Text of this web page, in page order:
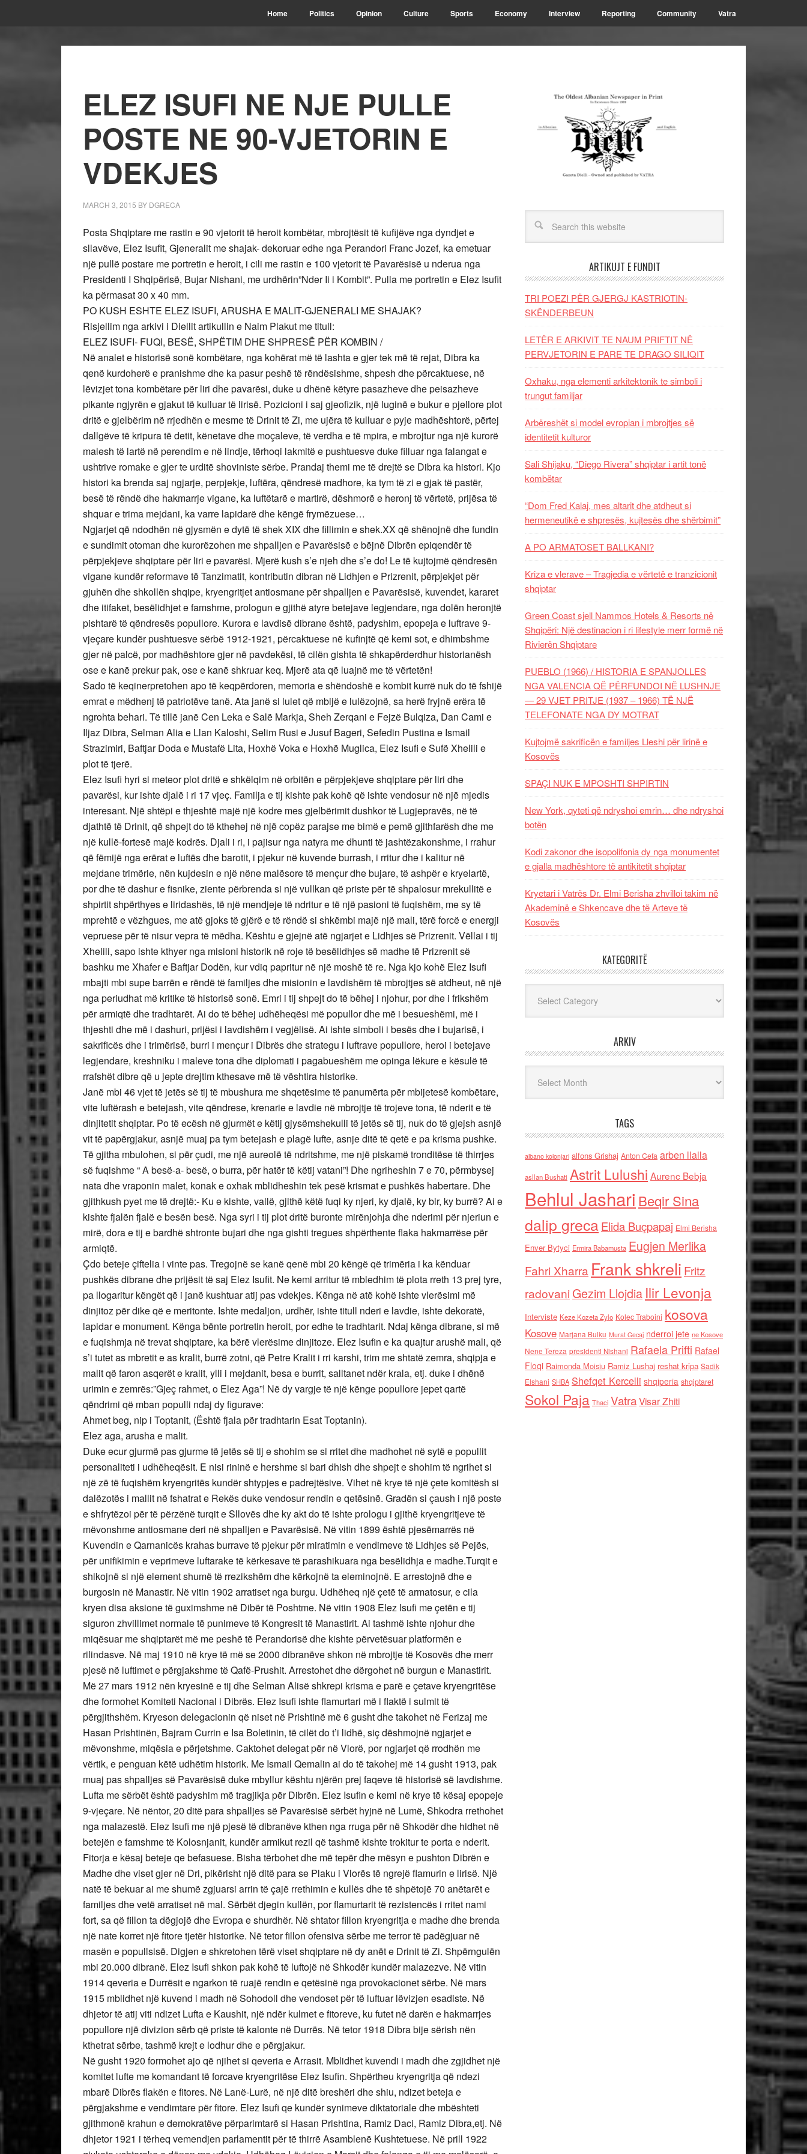
Home Politics Opinion Culture Sports Economy Interview Reporting Community Vatra
ELEZ ISUFI NE NJE PULLE
POSTE NE 90-VJETORIN E
VDEKJES
MARCH 3, 2015 BY DGRECA
Posta Shqiptare me rastin e 90 vjetorit të heroit kombëtar, mbrojtësit të kufijëve nga dyndjet e
sllavëve, Elez Isufit, Gjeneralit me shajak- dekoruar edhe nga Perandori Franc Jozef, ka emetuar
një pullë postare me portretin e heroit, i cili me rastin e 100 vjetorit të Pavarësisë u nderua nga
Presidenti I Shqipërisë, Bujar Nishani, me urdhërin”Nder Ii i Kombit”. Pulla me portretin e Elez Isufit
ka përmasat 30 x 40 mm.
PO KUSH ESHTE ELEZ ISUFI, ARUSHA E MALIT-GJENERALI ME SHAJAK?
Risjellim nga arkivi i Diellit artikullin e Naim Plakut me titull:
ELEZ ISUFI- FUQI, BESË, SHPËTIM DHE SHPRESË PËR KOMBIN /
Në analet e historisë sonë kombëtare, nga kohërat më të lashta e gjer tek më të rejat, Dibra ka
qenë kurdoherë e pranishme dhe ka pasur peshë të rëndësishme, shpesh dhe përcaktuese, në
lëvizjet tona kombëtare për liri dhe pavarësi, duke u dhënë këtyre pasazheve dhe peisazheve
pikante ngjyrën e gjakut të kulluar të lirisë. Pozicioni i saj gjeofizik, një luginë e bukur e pjellore plot
dritë e gjelbërim në rrjedhën e mesme të Drinit të Zi, me ujëra të kulluar e pyje madhështorë, përtej
dallgëve të kripura të detit, kënetave dhe moçaleve, të verdha e të mpira, e mbrojtur nga një kurorë
malesh të lartë në perendim e në lindje, tërhoqi lakmitë e pushtuesve duke filluar nga falangat e
ushtrive romake e gjer te urditë shoviniste sërbe. Prandaj themi me të drejtë se Dibra ka histori. Kjo
histori ka brenda saj ngjarje, perpjekje, luftëra, qëndresë madhore, ka tym të zi e gjak të pastër,
besë të rëndë dhe hakmarrje vigane, ka luftëtarë e martirë, dëshmorë e heronj të vërtetë, prijësa të
shquar e trima mejdani, ka varre lapidarë dhe këngë frymëzuese…
Ngjarjet që ndodhën në gjysmën e dytë të shek XIX dhe fillimin e shek.XX që shënojnë dhe fundin
e sundimit otoman dhe kurorëzohen me shpalljen e Pavarësisë e bëjnë Dibrën epiqendër të
përpjekjeve shqiptare për liri e pavarësi. Mjerë kush s’e njeh dhe s’e do! Le të kujtojmë qëndresën
vigane kundër reformave të Tanzimatit, kontributin dibran në Lidhjen e Prizrenit, përpjekjet për
gjuhën dhe shkollën shqipe, kryengritjet antiosmane për shpalljen e Pavarësisë, kuvendet, kararet
dhe itifaket, besëlidhjet e famshme, prologun e gjithë atyre betejave legjendare, nga dolën heronjtë
pishtarë të qëndresës popullore. Kurora e lavdisë dibrane është, padyshim, epopeja e luftrave 9-
vjeçare kundër pushtuesve sërbë 1912-1921, përcaktuese në kufinjtë që kemi sot, e dhimbshme
gjer në palcë, por madhështore gjer në pavdekësi, të cilën gishta të shkapërderdhur historianësh
ose e kanë prekur pak, ose e kanë shkruar keq. Mjerë ata që luajnë me të vërtetën!
Sado të keqinerpretohen apo të keqpërdoren, memoria e shëndoshë e kombit kurrë nuk do të fshijë
emrat e mëdhenj të patriotëve tanë. Ata janë si lulet që mbijë e lulëzojnë, sa herë fryjnë erëra të
ngrohta behari. Të tillë janë Cen Leka e Salë Markja, Sheh Zerqani e Fejzë Bulqiza, Dan Cami e
Iljaz Dibra, Selman Alia e Llan Kaloshi, Selim Rusi e Jusuf Bageri, Sefedin Pustina e Ismail
Strazimiri, Baftjar Doda e Mustafë Lita, Hoxhë Voka e Hoxhë Muglica, Elez Isufi e Sufë Xhelili e
plot të tjerë.
Elez Isufi hyri si meteor plot dritë e shkëlqim në orbitën e përpjekjeve shqiptare për liri dhe
pavarësi, kur ishte djalë i ri 17 vjeç. Familja e tij kishte pak kohë që ishte vendosur në një mjedis
interesant. Një shtëpi e thjeshtë majë një kodre mes gjelbërimit dushkor të Lugjepravës, në të
djathtë të Drinit, që shpejt do të kthehej në një copëz parajse me bimë e pemë gjithfarësh dhe me
një kullë-fortesë majë kodrës. Djali i ri, i pajisur nga natyra me dhunti të jashtëzakonshme, i rrahur
që fëmijë nga erërat e luftës dhe barotit, i pjekur në kuvende burrash, i rritur dhe i kalitur në
mejdane trimërie, nën kujdesin e një nëne malësore të mençur dhe bujare, të ashpër e kryelartë,
por dhe të dashur e fisnike, ziente përbrenda si një vullkan që priste për të shpalosur mrekullitë e
shpirtit shpërthyes e liridashës, të një mendjeje të ndritur e të një pasioni të fuqishëm, me sy të
mprehtë e vëzhgues, me atë gjoks të gjërë e të rëndë si shkëmbi majë një mali, tërë forcë e energji
vepruese për të nisur vepra të mëdha. Kështu e gjejnë atë ngjarjet e Lidhjes së Prizrenit. Vëllai i tij
Xhelili, sapo ishte kthyer nga misioni historik në roje të besëlidhjes së madhe të Prizrenit së
bashku me Xhafer e Baftjar Dodën, kur vdiq papritur në një moshë të re. Nga kjo kohë Elez Isufi
mbajti mbi supe barrën e rëndë të familjes dhe misionin e lavdishëm të mbrojtjes së atdheut, në një
nga periudhat më kritike të historisë sonë. Emri i tij shpejt do të bëhej i njohur, por dhe i frikshëm
për armiqtë dhe tradhtarët. Ai do të bëhej udhëheqësi më popullor dhe më i besueshëmi, më i
thjeshti dhe më i dashuri, prijësi i lavdishëm i vegjëlisë. Ai ishte simboli i besës dhe i bujarisë, i
sakrificës dhe i trimërisë, burri i mençur i Dibrës dhe strategu i luftrave popullore, heroi i betejave
legjendare, kreshniku i maleve tona dhe diplomati i pagabueshëm me opinga lëkure e kësulë të
rrafshët dibre që u jepte drejtim kthesave më të vështira historike.
Janë mbi 46 vjet të jetës së tij të mbushura me shqetësime të panumërta për mbijetesë kombëtare,
vite luftërash e betejash, vite qëndrese, krenarie e lavdie në mbrojtje të trojeve tona, të nderit e të
dinjitetit shqiptar. Po të ecësh në gjurmët e këtij gjysëmshekulli të jetës së tij, nuk do të gjejsh asnjë
vit të papërgjakur, asnjë muaj pa tym betejash e plagë lufte, asnje ditë të qetë e pa krisma pushke.
Të gjitha mbulohen, si për çudi, me një aureolë të ndritshme, me një piskamë tronditëse të thirrjes
së fuqishme “ A besë-a- besë, o burra, për hatër të këtij vatani”! Dhe ngriheshin 7 e 70, përmbysej
nata dhe vraponin malet, konak e oxhak mblidheshin tek pesë krismat e pushkës habertare. Dhe
gjithkush pyet me të drejtë:- Ku e kishte, vallë, gjithë këtë fuqi ky njeri, ky djalë, ky bir, ky burrë? Ai e
kishte fjalën fjalë e besën besë. Nga syri i tij plot dritë buronte mirënjohja dhe nderimi për njeriun e
mirë, dora e tij e bardhë shtronte bujari dhe nga gishti tregues shpërthente flaka hakmarrëse për
armiqtë.
Çdo beteje çiftelia i vinte pas. Tregojnë se kanë qenë mbi 20 këngë që trimëria i ka kënduar
pushkës dibrane dhe prijësit të saj Elez Isufit. Ne kemi arritur të mbledhim të plota rreth 13 prej tyre,
pa llogaritur këngët që i janë kushtuar atij pas vdekjes. Kënga në atë kohë ishte vlerësimi më
dinjitoz për dike që e meritonte. Ishte medaljon, urdhër, ishte titull nderi e lavdie, ishte dekoratë,
lapidar e monument. Kënga bënte portretin heroit, por edhe te tradhtarit. Ndaj kënga dibrane, si më
e fuqishmja në trevat shqiptare, ka bërë vlerësime dinjitoze. Elez Isufin e ka quajtur arushë mali, që
s’i tutet as mbretit e as kralit, burrë zotni, që Petre Kralit i rri karshi, trim me shtatë zemra, shqipja e
malit që faron asqerët e kralit, ylli i mejdanit, besa e burrit, salltanet ndër krala, etj. duke i dhënë
urimin e zemrës:”Gjeç rahmet, o Elez Aga”! Në dy vargje të një kënge popullore jepet qartë
qëndrimi që mban populli ndaj dy figurave:
Ahmet beg, nip i Toptanit, (Është fjala për tradhtarin Esat Toptanin).
Elez aga, arusha e malit.
Duke ecur gjurmë pas gjurme të jetës së tij e shohim se si rritet dhe madhohet në sytë e popullit
personaliteti i udhëheqësit. E nisi rininë e hershme si bari dhish dhe shpejt e shohim të ngrihet si
një zë të fuqishëm kryengritës kundër shtypjes e padrejtësive. Vihet në krye të një çete komitësh si
dalëzotës i mallit në fshatrat e Rekës duke vendosur rendin e qetësinë. Gradën si çaush i një poste
e shfrytëzoi për të përzënë turqit e Sllovës dhe ky akt do të ishte prologu i gjithë kryengritjeve të
mëvonshme antiosmane deri në shpalljen e Pavarësisë. Në vitin 1899 është pjesëmarrës në
Kuvendin e Qarnanicës krahas burrave të pjekur për miratimin e vendimeve të Lidhjes së Pejës,
për unifikimin e veprimeve luftarake të kërkesave të parashikuara nga besëlidhja e madhe.Turqit e
shikojnë si një element shumë të rrezikshëm dhe kërkojnë ta eleminojnë. E arrestojnë dhe e
burgosin në Manastir. Në vitin 1902 arratiset nga burgu. Udhëheq një çetë të armatosur, e cila
kryen disa aksione të guximshme në Dibër të Poshtme. Në vitin 1908 Elez Isufi me çetën e tij
siguron zhvillimet normale të punimeve të Kongresit të Manastirit. Ai tashmë ishte njohur dhe
miqësuar me shqiptarët më me peshë të Perandorisë dhe kishte përvetësuar platformën e
rilindasve. Në maj 1910 në krye të më se 2000 dibranëve shkon në mbrojtje të Kosovës dhe merr
pjesë në luftimet e përgjakshme të Qafë-Prushit. Arrestohet dhe dërgohet në burgun e Manastirit.
Më 27 mars 1912 nën kryesinë e tij dhe Selman Alisë shkrepi krisma e parë e çetave kryengritëse
dhe formohet Komiteti Nacional i Dibrës. Elez Isufi ishte flamurtari më i flaktë i sulmit të
përgjithshëm. Kryeson delegacionin që niset në Prishtinë më 6 gusht dhe takohet në Ferizaj me
Hasan Prishtinën, Bajram Currin e Isa Boletinin, të cilët do t’i lidhë, siç dëshmojnë ngjarjet e
mëvonshme, miqësia e përjetshme. Caktohet delegat për në Vlorë, por ngjarjet që rrodhën me
vërtik, e penguan këtë udhëtim historik. Me Ismail Qemalin ai do të takohej më 14 gusht 1913, pak
muaj pas shpalljes së Pavarësisë duke mbyllur kështu njërën prej faqeve të historisë së lavdishme.
Lufta me sërbët është padyshim më tragjikja për Dibrën. Elez Isufin e kemi në krye të kësaj epopeje
9-vjeçare. Në nëntor, 20 ditë para shpalljes së Pavarësisë sërbët hyjnë në Lumë, Shkodra rrethohet
nga malazestë. Elez Isufi me një pjesë të dibranëve kthen nga rruga për në Shkodër dhe hidhet në
betejën e famshme të Kolosnjanit, kundër armikut rezil që tashmë kishte trokitur te porta e nderit.
Fitorja e kësaj beteje qe befasuese. Bisha tërbohet dhe më tepër dhe mësyn e pushton Dibrën e
Madhe dhe viset gjer në Dri, pikërisht një ditë para se Plaku i Vlorës të ngrejë flamurin e lirisë. Një
natë të bekuar ai me shumë zgjuarsi arrin të çajë rrethimin e kullës dhe të shpëtojë 70 anëtarët e
familjes dhe vetë arratiset në mal. Sërbët djegin kullën, por flamurtarit të rezistencës i rritet nami
fort, sa që fillon ta dëgjojë dhe Evropa e shurdhër. Në shtator fillon kryengritja e madhe dhe brenda
një nate korret një fitore tjetër historike. Në tetor fillon ofensiva sërbe me terror të padëgjuar në
masën e popullsisë. Digjen e shkretohen tërë viset shqiptare në dy anët e Drinit të Zi. Shpërngulën
mbi 20.000 dibranë. Elez Isufi shkon pak kohë të luftojë në Shkodër kundër malazezve. Në vitin
1914 qeveria e Durrësit e ngarkon të ruajë rendin e qetësinë nga provokacionet sërbe. Në mars
1915 mblidhet një kuvend i madh në Sohodoll dhe vendoset për të luftuar lëvizjen esadiste. Në
dhjetor të atij viti ndizet Lufta e Kaushit, një ndër kulmet e fitoreve, ku futet në darën e hakmarrjes
popullore një divizion sërb që priste të kalonte në Durrës. Në tetor 1918 Dibra bije sërish nën
kthetrat sërbe, tashmë krejt e lodhur dhe e përgjakur.
Në gusht 1920 formohet ajo që njihet si qeveria e Arrasit. Mblidhet kuvendi i madh dhe zgjidhet një
komitet lufte me komandant të forcave kryengritëse Elez Isufin. Shpërtheu kryengritja që ndezi
mbarë Dibrës flakën e fitores. Në Lanë-Lurë, në një ditë breshëri dhe shiu, ndizet beteja e
përgjakshme e vendimtare për fitore. Elez Isufi qe kundër synimeve diktatoriale dhe mbështeti
gjithmonë krahun e demokratëve përparimtarë si Hasan Prishtina, Ramiz Daci, Ramiz Dibra,etj. Në
dhjetor 1921 i tërheq vemendjen parlamentit për të thirrë Asamblenë Kushtetuese. Në prill 1922
ARTIKUJT E FUNDIT
TRI POEZI PËR GJERGJ KASTRIOTIN-
SKËNDERBEUN
LETËR E ARKIVIT TE NAUM PRIFTIT NË
PERVJETORIN E PARE TE DRAGO SILIQIT
Oxhaku, nga elementi arkitektonik te simboli i
trungut familjar
Arbëreshët si model evropian i mbrojtjes së
identitetit kulturor
Sali Shijaku, “Diego Rivera” shqiptar i artit tonë
kombëtar
“Dom Fred Kalaj, mes altarit dhe atdheut si
hermeneutikë e shpresës, kujtesës dhe shërbimit”
A PO ARMATOSET BALLKANI?
Kriza e vlerave – Tragjedia e vërtetë e tranzicionit
shqiptar
Green Coast sjell Nammos Hotels & Resorts në
Shqipëri: Një destinacion i ri lifestyle merr formë në
Rivierën Shqiptare
PUEBLO (1966) / HISTORIA E SPANJOLLES
NGA VALENCIA QË PËRFUNDOI NË LUSHNJE
— 29 VJET PRITJE (1937 – 1966) TË NJË
TELEFONATE NGA DY MOTRAT
Kujtojmë sakrificën e familjes Lleshi për lirinë e
Kosovës
SPAÇI NUK E MPOSHTI SHPIRTIN
New York, qyteti që ndryshoi emrin… dhe ndryshoi
botën
Kodi zakonor dhe isopolifonia dy nga monumentet
e gjalla madhështore të antikitetit shqiptar
Kryetari i Vatrës Dr. Elmi Berisha zhvilloi takim në
Akademinë e Shkencave dhe të Arteve të
Kosovës
KATEGORITË
ARKIV
TAGS
albano kolonjari alfons Grishaj Anton Cefa arben llalla
asllan Bushati Astrit Lulushi Aurenc Bebja
Behlul Jashari Beqir Sina
dalip grecaElida Buçpapaj Elmi Berisha
Enver Bytyci Ermira Babamusta Eugjen Merlika
Fahri Xharra Frank shkreli Fritz
radovaniGezim Llojdia Ilir Levonja
Interviste Keze Kozeta Zylo Kolec Traboini kosova
Kosove Marjana Bulku Murat Gecaj nderroi jete ne Kosove
Nene Tereza presidenti Nishani Rafaela Prifti Rafael
Floqi Raimonda Moisiu Ramiz Lushaj reshat kripa Sadik
Elshani SHBA Shefqet Kercelli shqiperia shqiptaret
Sokol Paja Thaci VatraVisar Zhiti